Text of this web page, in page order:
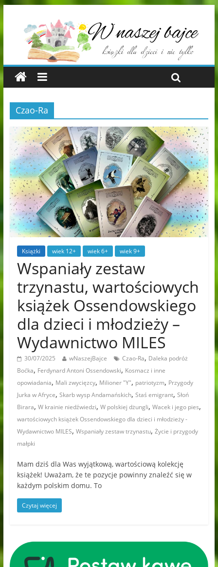
Czao-Ra
Książki wiek 12+ wiek 6+ wiek 9+
Wspaniały zestaw
trzynastu, wartościowych
książek Ossendowskiego
dla dzieci i młodzieży –
Wydawnictwo MILES
30/07/2025 wNaszejBajce Czao-Ra, Daleka podróż
Boćka, Ferdynard Antoni Ossendowski, Kosmacz i inne
opowiadania, Mali zwycięzcy, Milioner "Y", patriotyzm, Przygody
Jurka w Afryce, Skarb wysp Andamańskich, Staś emigrant, Słoń
Birara, W krainie niedźwiedzi, W polskiej dżungli, Wacek i jego pies,
wartościowych książek Ossendowskiego dla dzieci i młodzieży -
Wydawnictwo MILES, Wspaniały zestaw trzynastu, Życie i przygody
małpki
Mam dziś dla Was wyjątkową, wartościową kolekcję
książek! Uważam, że te pozycje powinny znaleźć się w
każdym polskim domu. To
Czytaj więcej